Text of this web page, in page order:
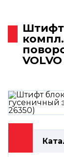
Штифт